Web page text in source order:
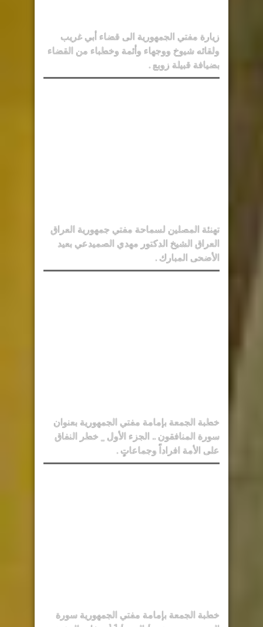
زيارة مفتي الجمهورية الى قضاء أبي غريب
ولقائه شيوخ ووجهاء وأئمة وخطباء من القضاء
بضيافة قبيلة زوبع .
تهنئة المصلين لسماحة مفتي جمهورية العراق
العراق الشيخ الدكتور مهدي الصميدعي بعيد
الأضحى المبارك .
خطبة الجمعة بإمامة مفتي الجمهورية بعنوان
سورة المنافقون .. الجزء الأول _ خطر النفاق
على الأمة افراداً وجماعاتٍ .
خطبة الجمعة بإمامة مفتي الجمهورية سورة